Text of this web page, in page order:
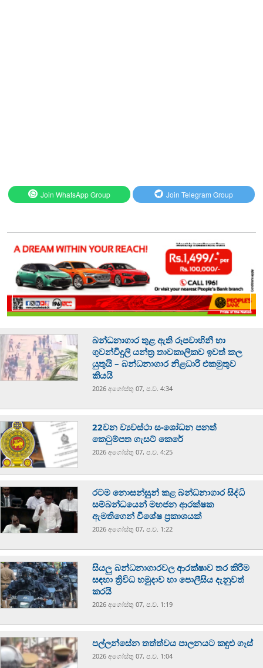
Join WhatsApp Group Join Telegram Group
බන්ධනාගාර තුළ ඇති රූපවාහිනී හා
ගුවන්විදුලි යන්ත්‍ර තාවකාලිකව ඉවත් කල
යුතුයි – බන්ධනාගාර නිළධාරි එකමුතුව
කියයි
2026 අගෝස්‍තු 07, ප.ව. 4:34
22වන ව්‍යවස්ථා සංශෝධන පනත්
කෙටුම්පත ගැසට් කෙරේ
2026 අගෝස්‍තු 07, ප.ව. 4:25
රටම නොසන්සුන් කළ බන්ධනාගාර සිද්ධි
සම්බන්ධයෙන් මහජන ආරක්ෂක
ඇමතිගෙන් විශේෂ ප්‍රකාශයක්
2026 අගෝස්‍තු 07, ප.ව. 1:22
සියලු බන්ධනාගාරවල ආරක්ෂාව තර කිරීම
සඳහා ත්‍රිවිධ හමුදාව හා පොලීසිය දැනුවත්
කරයි
2026 අගෝස්‍තු 07, ප.ව. 1:19
පල්ලන්සේන තත්ත්වය පාලනයට කඳුළු ගෑස්
2026 අගෝස්‍තු 07, ප.ව. 1:04